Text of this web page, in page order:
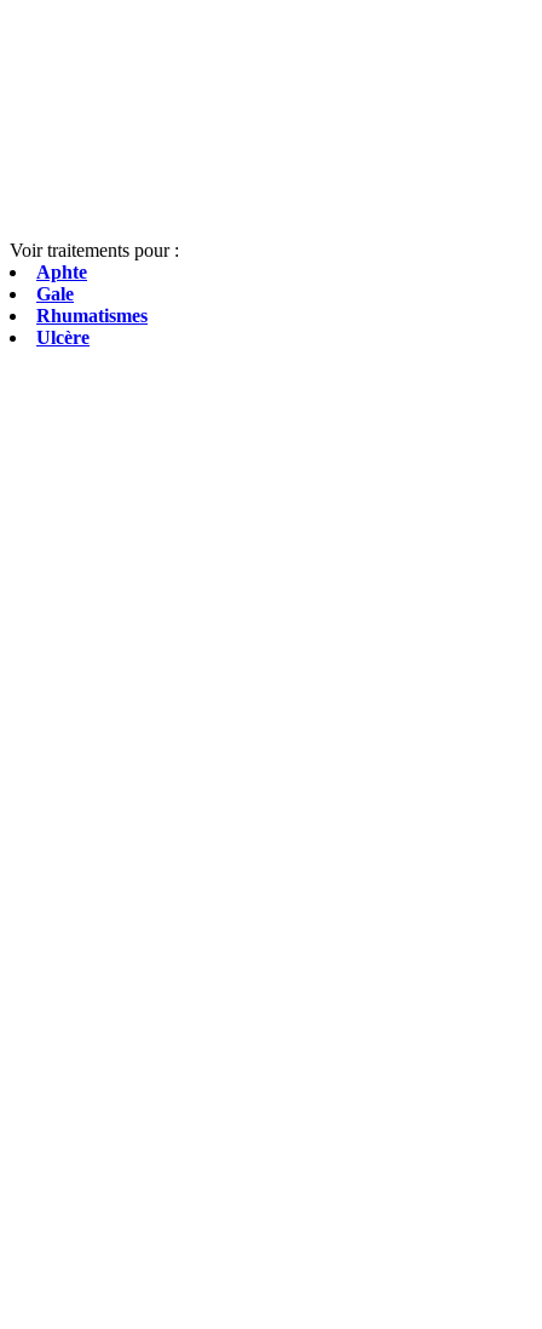
Voir traitements pour :
Aphte
Gale
Rhumatismes
Ulcère